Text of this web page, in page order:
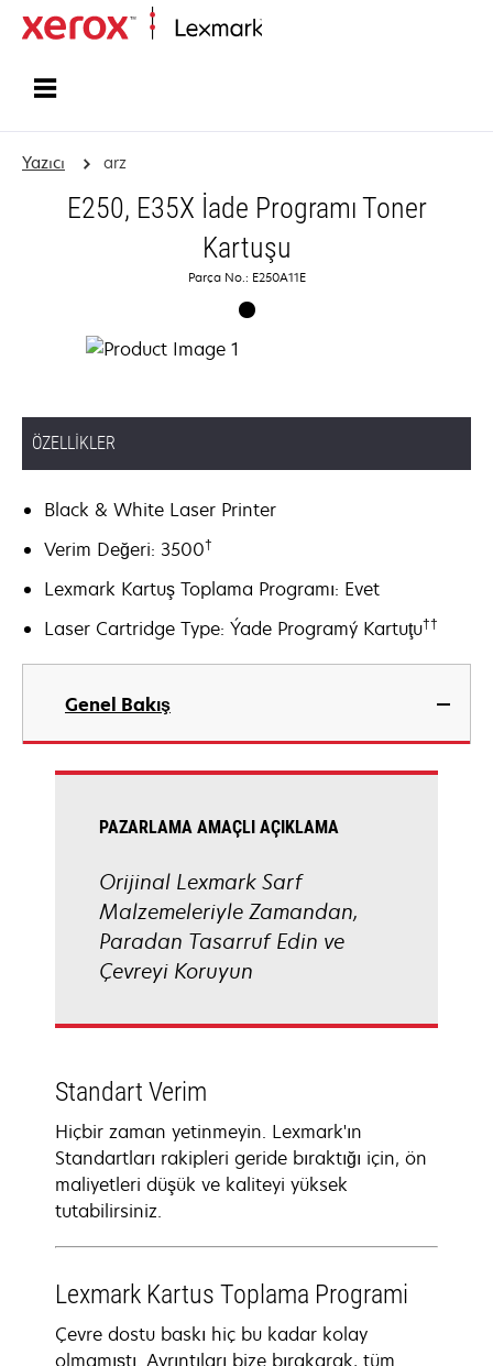
Yazıcı arz
E250, E35X İade Programı Toner
Kartuşu
Parça No.: E250A11E
ÖZELLIKLER
Black & White Laser Printer
Verim Değeri: 3500†
Lexmark Kartuş Toplama Programı: Evet
Laser Cartridge Type: Ýade Programý Kartuţu††
Genel Bakış
PAZARLAMA AMAÇLI AÇIKLAMA
Orijinal Lexmark Sarf
Malzemeleriyle Zamandan,
Paradan Tasarruf Edin ve
Çevreyi Koruyun
Standart Verim
Hiçbir zaman yetinmeyin. Lexmark'ın
Standartları rakipleri geride bıraktığı için, ön
maliyetleri düşük ve kaliteyi yüksek
tutabilirsiniz.
Lexmark Kartus Toplama Programi
Çevre dostu baskı hiç bu kadar kolay
olmamıştı. Ayrıntıları bize bırakarak, tüm